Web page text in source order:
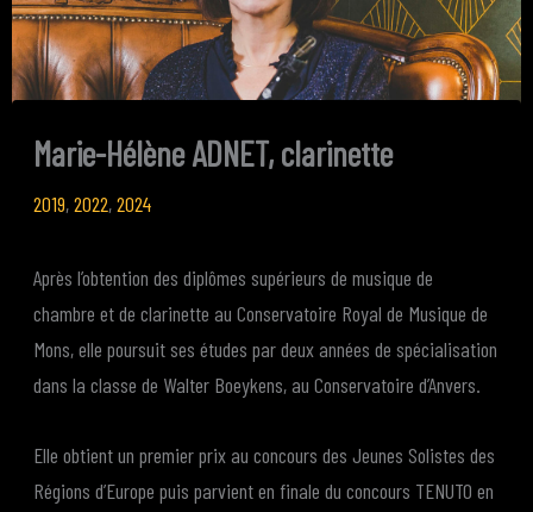
Marie-Hélène ADNET, clarinette
2019,2022,2024
Après l’obtention des diplômes supérieurs de musique de
chambre et de clarinette au Conservatoire Royal de Musique de
Mons, elle poursuit ses études par deux années de spécialisation
dans la classe de Walter Boeykens, au Conservatoire d’Anvers.
Elle obtient un premier prix au concours des Jeunes Solistes des
Régions d’Europe puis parvient en finale du concours TENUTO en